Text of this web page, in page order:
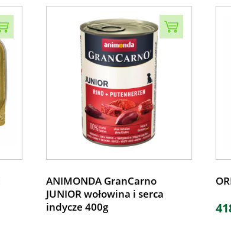
ANIMONDA GranCarno
JUNIOR wołowina i serca
indycze 400g